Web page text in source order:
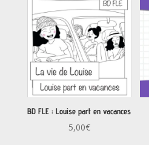
BD FLE : Louise part en vacances
5,00€